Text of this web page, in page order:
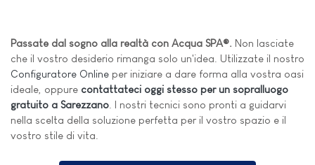
Passate dal sogno alla realtà con Acqua SPA®. Non lasciate
che il vostro desiderio rimanga solo un'idea. Utilizzate il nostro
Configuratore Online per iniziare a dare forma alla vostra oasi
ideale, oppure contattateci oggi stesso per un sopralluogo
gratuito a Sarezzano . I nostri tecnici sono pronti a guidarvi
nella scelta della soluzione perfetta per il vostro spazio e il
vostro stile di vita.